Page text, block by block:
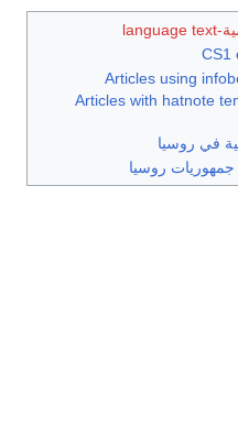
Articles
Articles with
روسيا